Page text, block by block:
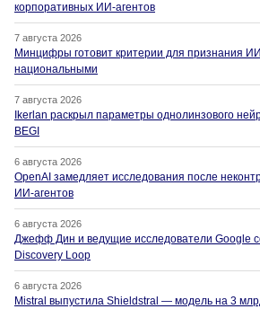
корпоративных ИИ-агентов
7 августа 2026
Минцифры готовит критерии для признания
национальными
7 августа 2026
Ikerlan раскрыл параметры однолинзового
BEGI
6 августа 2026
OpenAI замедляет исследования после
ИИ-агентов
6 августа 2026
Джефф Дин и ведущие исследователи Google
Discovery Loop
6 августа 2026
Mistral выпустила Shieldstral — модель на 3